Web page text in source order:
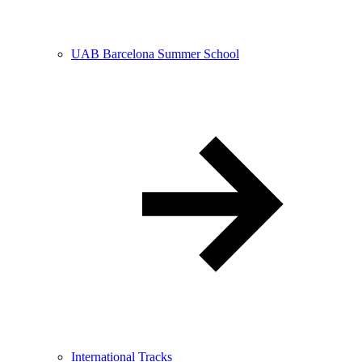
UAB Barcelona Summer School
International Tracks